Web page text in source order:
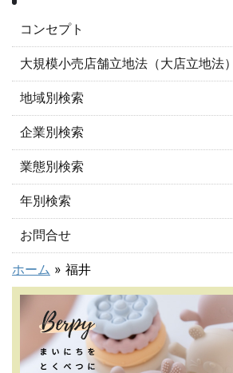
コンセプト
大規模小売店舗立地法（大店立地法
地域別検索
企業別検索
業態別検索
年別検索
お問合せ
ホーム » 福井